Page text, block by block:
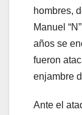
hombres,
Manuel
años se
fueron
enjambre
Ante el